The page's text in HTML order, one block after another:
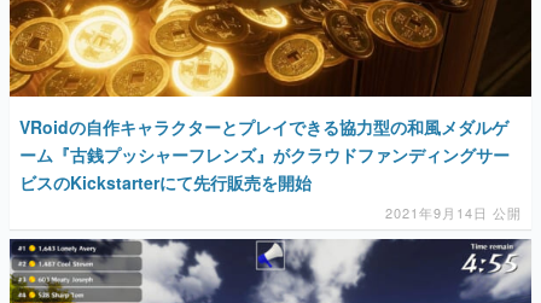
VRoidの自作キャラクターとプレイできる協力型の和風メダルゲ
ーム『古銭プッシャーフレンズ』がクラウドファンディングサー
ビスのKickstarterにて先行販売を開始
2021年9月14日 公開